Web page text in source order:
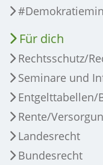
Für dich
Rechtsschutz/
Seminare und
Entgelttabellen/
Rente/
Landesrecht
Bundesrecht